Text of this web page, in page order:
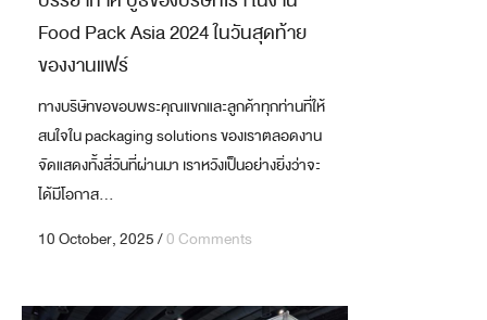
Food Pack Asia 2024 ในวันสุดท้าย
ของงานแฟร์
ทางบริษัทขอขอบพระคุณแขกและลูกค้าทุกท่านที่ให้
สนใจใน packaging solutions ของเราตลอดงาน
จัดแสดงทั้งสี่วันที่ผ่านมา เราหวังเป็นอย่างยิ่งว่าจะ
ได้มีโอกาส...
10 October, 2025/0 Comments